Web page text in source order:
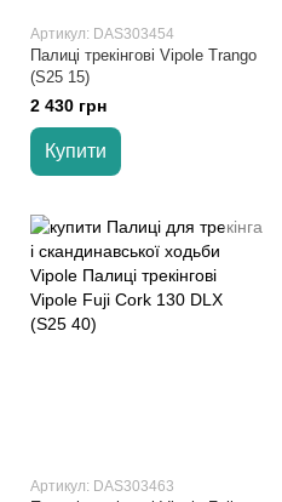
Артикул: DAS303454
Палиці трекінгові Vipole Trango
(S25 15)
2 430 грн
Купити
Артикул: DAS303463